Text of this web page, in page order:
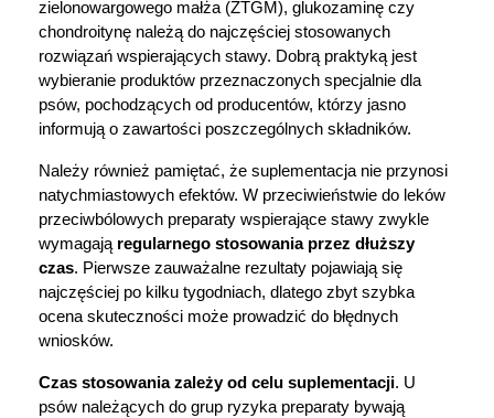
zielonowargowego małża (ZTGM), glukozaminę czy
chondroitynę należą do najczęściej stosowanych
rozwiązań wspierających stawy. Dobrą praktyką jest
wybieranie produktów przeznaczonych specjalnie dla
psów, pochodzących od producentów, którzy jasno
informują o zawartości poszczególnych składników.
Należy również pamiętać, że suplementacja nie przynosi
natychmiastowych efektów. W przeciwieństwie do leków
przeciwbólowych preparaty wspierające stawy zwykle
wymagają regularnego stosowania przez dłuższy
czas. Pierwsze zauważalne rezultaty pojawiają się
najczęściej po kilku tygodniach, dlatego zbyt szybka
ocena skuteczności może prowadzić do błędnych
wniosków.
Czas stosowania zależy od celu suplementacji. U
psów należących do grup ryzyka preparaty bywają